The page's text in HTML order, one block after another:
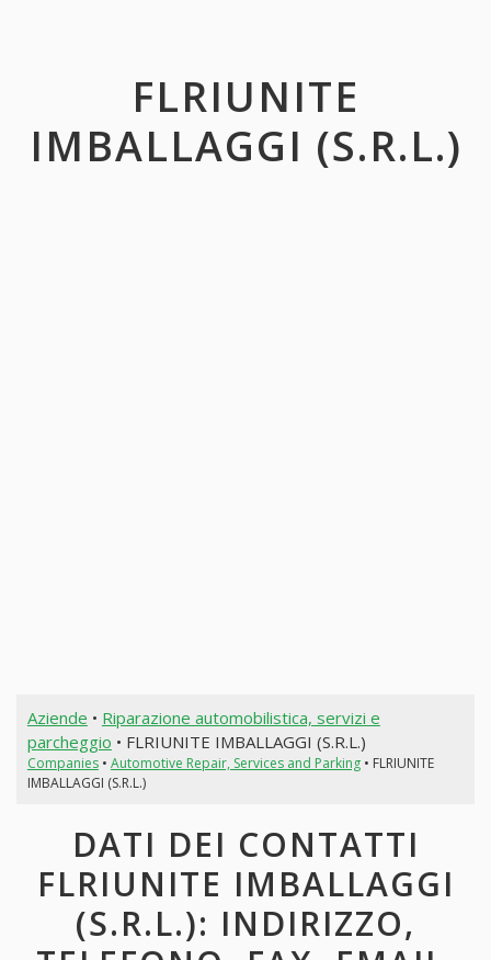
FLRIUNITE
IMBALLAGGI (S.R.L.)
Aziende • Riparazione automobilistica, servizi e
parcheggio • FLRIUNITE IMBALLAGGI (S.R.L.)
Companies• Automotive Repair, Services and Parking• FLRIUNITE
IMBALLAGGI (S.R.L.)
DATI DEI CONTATTI
FLRIUNITE IMBALLAGGI
(S.R.L.): INDIRIZZO,